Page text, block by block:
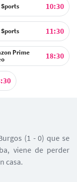
Sports 10:30
Sports 11:30
Prime
18:30
(1 - 0) que se
viene de perder
casa.